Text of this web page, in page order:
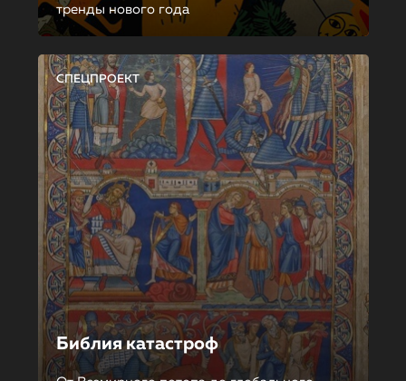
тренды нового года
СПЕЦПРОЕКТ
Библия катастроф